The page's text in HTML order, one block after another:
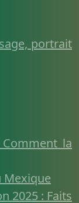
portrait
la
Mexique
2025 : Faits